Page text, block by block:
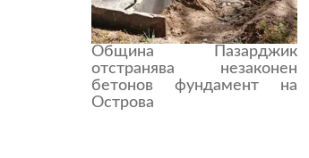
Община Пазарджик
отстранява незаконен
бетонов фундамент на
Острова